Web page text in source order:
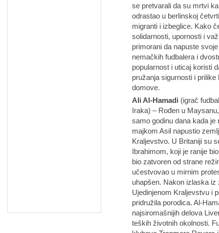
se pretvarali da su mrtvi
odrastao u berlinskoj
migranti i izbeglice. Kako
solidarnosti, upornosti i
primorani da napuste
nemačkih fudbalera i
popularnost i uticaj koristi
pružanja sigurnosti i
domove.
Ali Al-Hamadi (igrač
Iraka) – Rođen u
samo godinu dana kada
majkom Asil napustio
Kraljevstvo. U Britaniji su
Ibrahimom, koji je ranije
bio zatvoren od strane
učestvovao u mirnim
uhapšen. Nakon izlaska
Ujedinjenom Kraljevstvu i
pridružila porodica. Al-
najsiromašnijih delova
teških životnih okolnosti.